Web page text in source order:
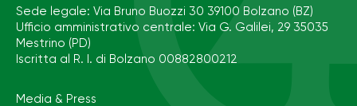
Sede legale: Via Bruno Buozzi 30 39100 Bolzano (BZ)
Ufficio amministrativo centrale: Via G. Galilei, 29 35035
Mestrino (PD)
Iscritta al R. I. di Bolzano 00882800212
Media & Press